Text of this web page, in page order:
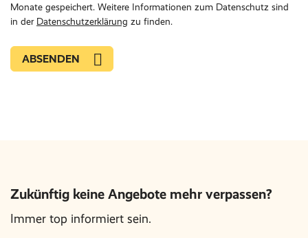
Monate gespeichert. Weitere Informationen zum Datenschutz sind
in der Datenschutzerklärung zu finden.
Zukünftig keine Angebote mehr verpassen?
Immer top informiert sein.